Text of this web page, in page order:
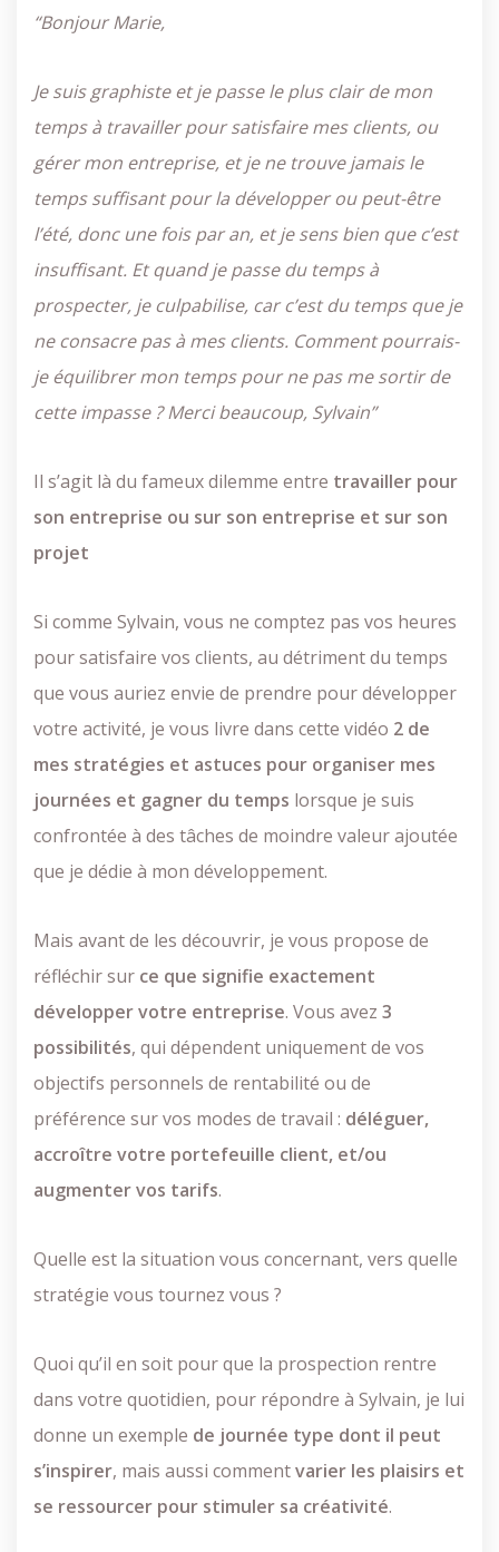
“Bonjour Marie,
Je suis graphiste et je passe le plus clair de mon
temps à travailler pour satisfaire mes clients, ou
gérer mon entreprise, et je ne trouve jamais le
temps suffisant pour la développer ou peut-être
l’été, donc une fois par an, et je sens bien que c’est
insuffisant. Et quand je passe du temps à
prospecter, je culpabilise, car c’est du temps que je
ne consacre pas à mes clients. Comment pourrais-
je équilibrer mon temps pour ne pas me sortir de
cette impasse ? Merci beaucoup, Sylvain”
Il s’agit là du fameux dilemme entre travailler pour
son entreprise ou sur son entreprise et sur son
projet
Si comme Sylvain, vous ne comptez pas vos heures
pour satisfaire vos clients, au détriment du temps
que vous auriez envie de prendre pour développer
votre activité, je vous livre dans cette vidéo 2 de
mes stratégies et astuces pour organiser mes
journées et gagner du temps lorsque je suis
confrontée à des tâches de moindre valeur ajoutée
que je dédie à mon développement.
Mais avant de les découvrir, je vous propose de
réfléchir sur ce que signifie exactement
développer votre entreprise. Vous avez 3
possibilités, qui dépendent uniquement de vos
objectifs personnels de rentabilité ou de
préférence sur vos modes de travail : déléguer,
accroître votre portefeuille client, et/ou
augmenter vos tarifs.
Quelle est la situation vous concernant, vers quelle
stratégie vous tournez vous ?
Quoi qu’il en soit pour que la prospection rentre
dans votre quotidien, pour répondre à Sylvain, je lui
donne un exemple de journée type dont il peut
s’inspirer, mais aussi commentvarier les plaisirs et
se ressourcer pour stimuler sa créativité.